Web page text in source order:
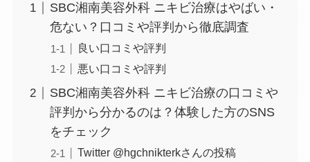
SBC湘南美容外科 ニキビ治療はやばい・
危ない？口コミや評判から徹底調査
良い口コミや評判
悪い口コミや評判
SBC湘南美容外科 ニキビ治療の口コミや
評判から分かるのは？体験した方のSNS
をチェック
Twitter @hgchnikterkさんの投稿